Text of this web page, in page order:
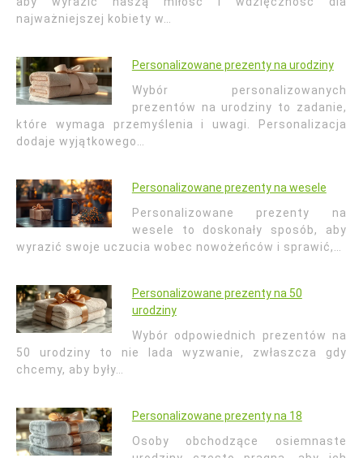
najważniejszej kobiety w…
Personalizowane prezenty na urodziny
Wybór personalizowanych
prezentów na urodziny to zadanie,
które wymaga przemyślenia i uwagi. Personalizacja
dodaje wyjątkowego…
Personalizowane prezenty na wesele
Personalizowane prezenty na
wesele to doskonały sposób, aby
wyrazić swoje uczucia wobec nowożeńców i sprawić,…
Personalizowane prezenty na 50
urodziny
Wybór odpowiednich prezentów na
50 urodziny to nie lada wyzwanie, zwłaszcza gdy
chcemy, aby były…
Personalizowane prezenty na 18
Osoby obchodzące osiemnaste